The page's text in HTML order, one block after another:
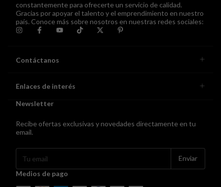
constantemente para ofrecerte un servicio de calidad.
Gracias por apoyar el talento y el emprendimiento en nuestro
país. Conoce más sobre nosotros en nuestras redes sociales:
Contáctanos
Enlaces de interés
Newsletter
Recibe ofertas exclusivas y novedades directamente en tu
email.
Medios de pago